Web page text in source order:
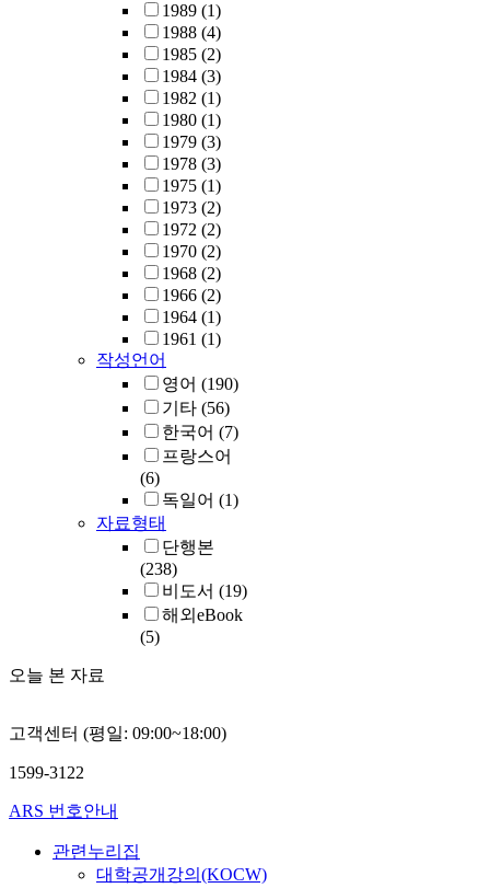
1989 (1)
1988 (4)
1985 (2)
1984 (3)
1982 (1)
1980 (1)
1979 (3)
1978 (3)
1975 (1)
1973 (2)
1972 (2)
1970 (2)
1968 (2)
1966 (2)
1964 (1)
1961 (1)
작성언어
영어 (190)
기타 (56)
한국어 (7)
프랑스어
(6)
독일어 (1)
자료형태
단행본
(238)
비도서 (19)
해외eBook
(5)
오늘 본 자료
고객센터 (평일: 09:00~18:00)
1599-3122
ARS 번호안내
관련누리집
대학공개강의(KOCW)